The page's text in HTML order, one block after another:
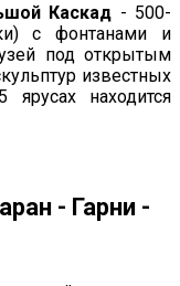
Каскад - 500-
с фонтанами и
под открытым
известных
находится
- Гарни -